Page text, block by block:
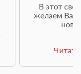
В этот
желаем Вам